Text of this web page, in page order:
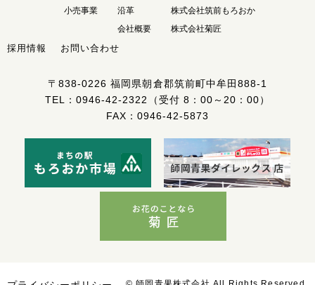
小売事業
沿革
会社概要
株式会社筑前もろおか
株式会社菊匠
採用情報 お問い合わせ
〒838-0226福岡県朝倉郡筑前町中牟田888-1
TEL： 0946-42-2322
（受付 8：00～20：00）
FAX：0946-42-5873